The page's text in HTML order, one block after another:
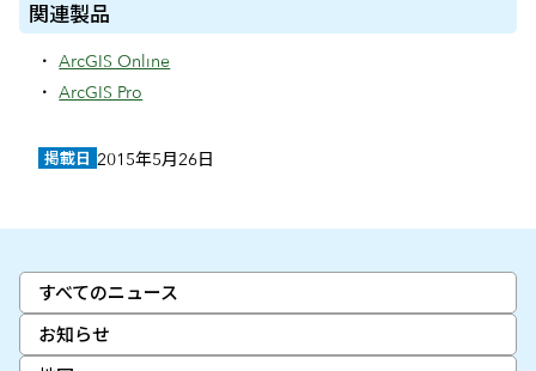
すべてのニュース
お知らせ
関連製品
ArcGIS Online
ArcGIS Pro
掲載日 2015年5月26日